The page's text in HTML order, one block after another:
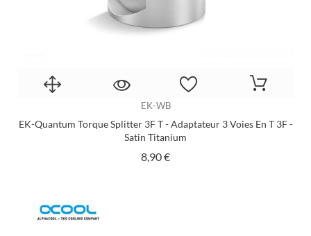
EK-WB
EK-Quantum Torque Splitter 3F T - Adaptateur 3 Voies En T 3F -
Satin Titanium
8,90 €Prix